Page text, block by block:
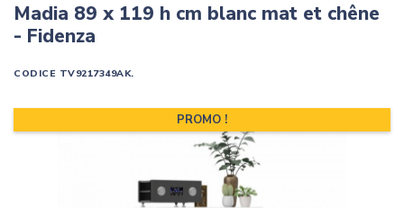
Madia 89 x 119 h cm blanc mat et chêne
- Fidenza
CODICE TV9217349AK.
PROMO !